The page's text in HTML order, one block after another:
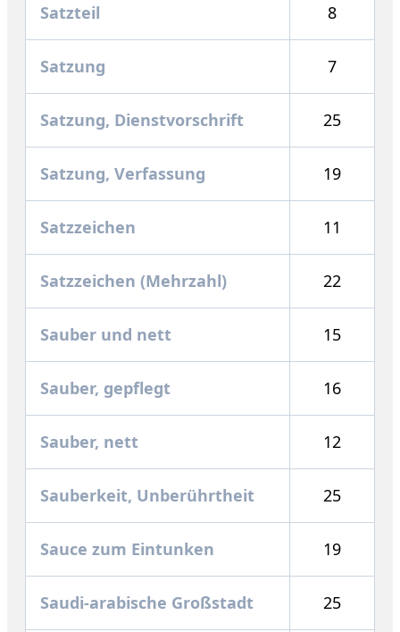
Satzteil 8
Satzung 7
Satzung, Dienstvorschrift 25
Satzung, Verfassung 19
Satzzeichen 11
Satzzeichen (Mehrzahl) 22
Sauber und nett 15
Sauber, gepflegt 16
Sauber, nett 12
Sauberkeit, Unberührtheit 25
Sauce zum Eintunken 19
Saudi-arabische Großstadt 25